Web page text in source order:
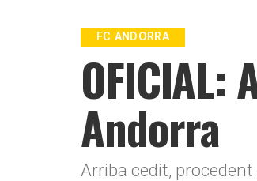
FC ANDORRA
OFICIAL:
Andorra
Arriba cedit,